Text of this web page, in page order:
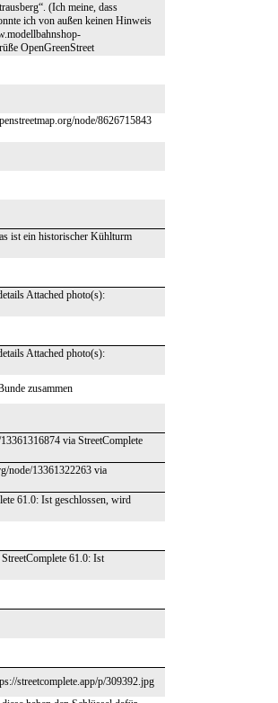
(Ich meine, dass
ich von außen keinen Hinweis
OpenGreenStreet
node/8626715843
ist ein historischer Kühlturm
Attached photo(s):
Attached photo(s):
zusammen
via StreetComplete
node/13361322263 via
61.0: Ist geschlossen, wird
61.0: Ist
streetcomplete.app/p/309392.jpg